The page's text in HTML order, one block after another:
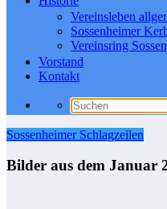
Vereinsleben
Sossenheimer
Vereinsring
Vorstand
Kontakt
Sossenheimer Schlagzeilen
Bilder aus dem Januar